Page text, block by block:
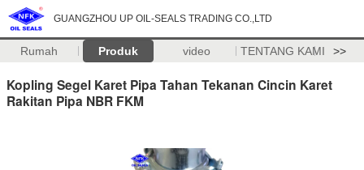
GUANGZHOU UP OIL-SEALS TRADING CO.,LTD
Rumah Produk video TENTANG KAMI >>
Kopling Segel Karet Pipa Tahan Tekanan Cincin Karet
Rakitan Pipa NBR FKM